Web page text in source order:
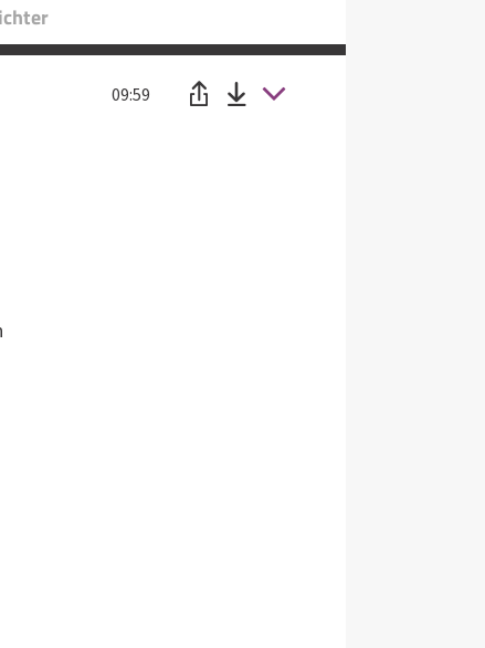
09:59